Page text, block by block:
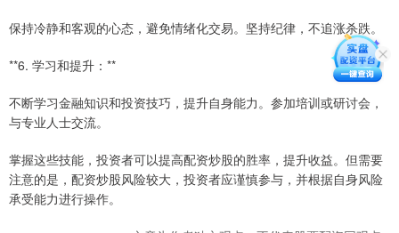
保持冷静和客观的心态，避免情绪化交易。坚持纪律，不追涨杀跌。
**6. 学习和提升：**
不断学习金融知识和投资技巧，提升自身能力。参加培训或研讨会，
与专业人士交流。
掌握这些技能，投资者可以提高配资炒股的胜率，提升收益。但需要
注意的是，配资炒股风险较大，投资者应谨慎参与，并根据自身风险
承受能力进行操作。